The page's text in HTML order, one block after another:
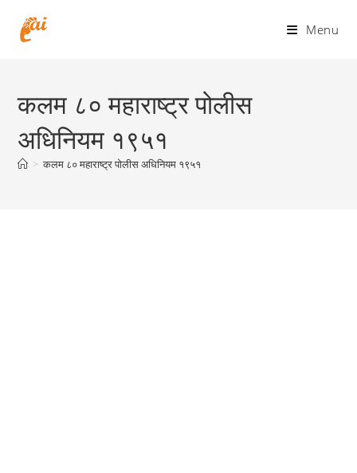
Menu
कलम ८० महाराष्ट्र पोलीस
अधिनियम १९५१
> कलम ८० महाराष्ट्र पोलीस अधिनियम १९५१